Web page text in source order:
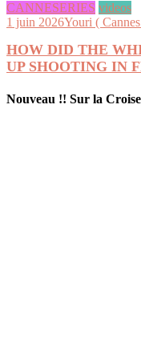
CANNESERIES videos
1 juin 2026Youri (
HOW DID THE
UP SHOOTING IN
Nouveau !! Sur la